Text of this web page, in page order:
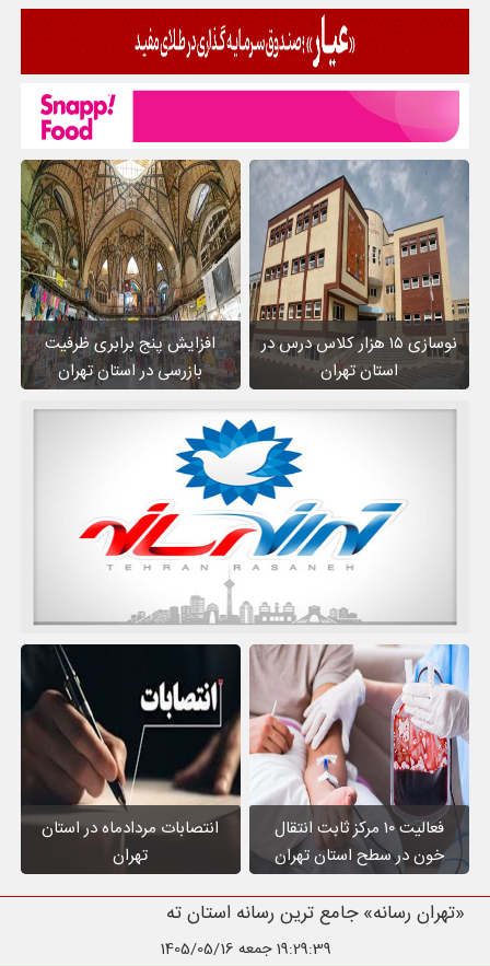
نوسازی ۱۵ هزار کلاس درس در
استان تهران
افزایش پنج برابری ظرفیت
بازرسی در استان تهران
فعالیت ۱۰ مرکز ثابت انتقال
خون در سطح استان تهران
انتصابات مردادماه در استان
تهران
«تهران رسانه» جامع ترین رسانه استان تهران
19:29:40جمعه 1405/05/16